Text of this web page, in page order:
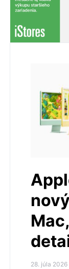
28. júla 2026